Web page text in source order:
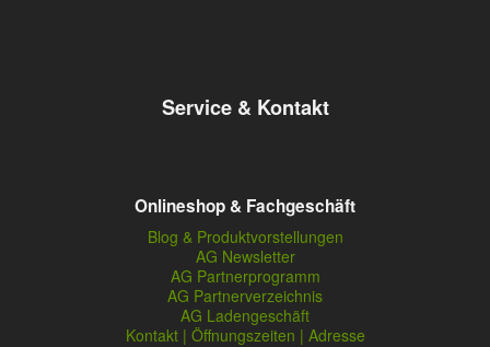
Service & Kontakt
Onlineshop & Fachgeschäft
Blog & Produktvorstellungen
AG Newsletter
AG Partnerprogramm
AG Partnerverzeichnis
AG Ladengeschäft
Kontakt | Öffnungszeiten | Adresse